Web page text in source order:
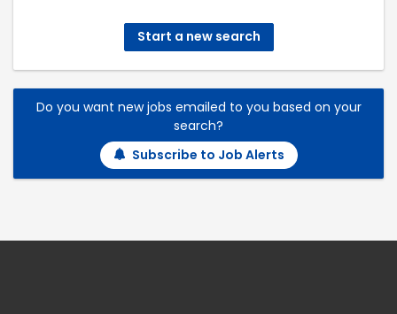
Start a new search
Do you want new jobs emailed to you based on your
search?
Subscribe to Job Alerts